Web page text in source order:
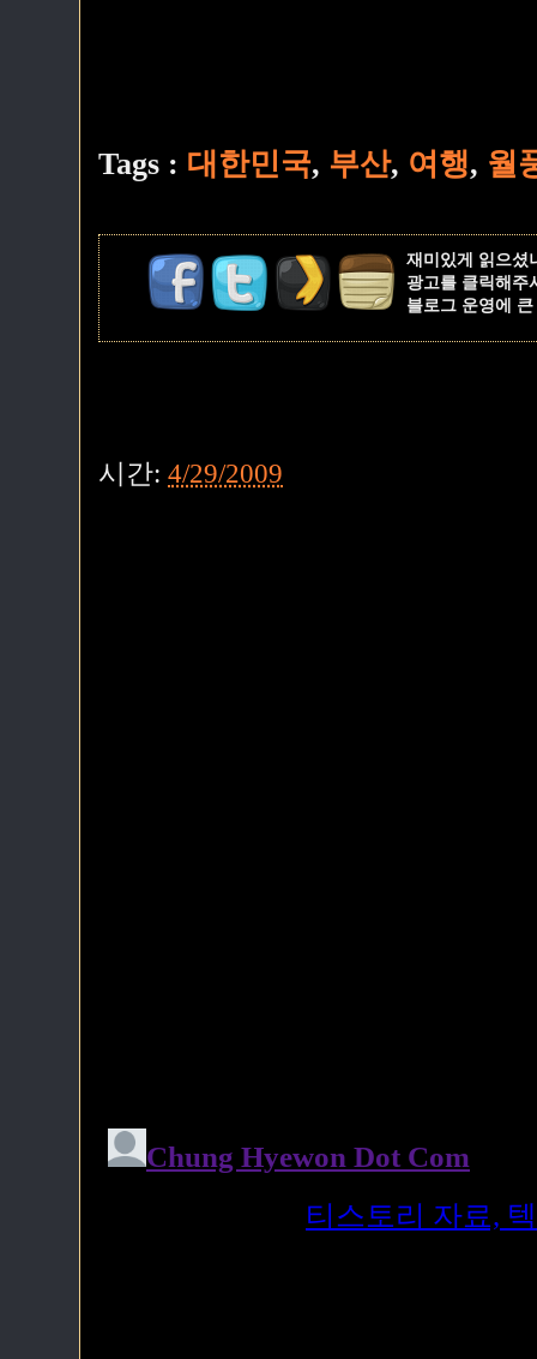
Tags : 대한민국, 부산, 여행, 월
재미있게 읽으셨
광고를 클릭해주
블로그 운영에
시간: 4/29/2009